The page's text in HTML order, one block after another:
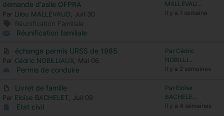
demande d'asile OFPRA
Par Lilou MALLEVAUD , Juil 30
Réunification Familiale
Réunification familiale
MALLEVAU...
Il y a 1 semaine
échange permis URSS de 1985
Par Cédric NOBILLIAUX , Mai 06
Permis de conduire
Par Cédric
NOBILLI...
Il y a 2 semaines
Livret de famille
Par Eloïse BACHELET , Juil 09
Etat civil
Par Eloïse
BACHELE...
Il y a 4 semaines